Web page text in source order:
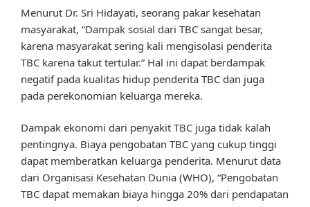
Menurut Dr. Sri Hidayati, seorang pakar kesehatan
masyarakat, “Dampak sosial dari TBC sangat besar,
karena masyarakat sering kali mengisolasi penderita
TBC karena takut tertular.” Hal ini dapat berdampak
negatif pada kualitas hidup penderita TBC dan juga
pada perekonomian keluarga mereka.
Dampak ekonomi dari penyakit TBC juga tidak kalah
pentingnya. Biaya pengobatan TBC yang cukup tinggi
dapat memberatkan keluarga penderita. Menurut data
dari Organisasi Kesehatan Dunia (WHO), “Pengobatan
TBC dapat memakan biaya hingga 20% dari pendapatan